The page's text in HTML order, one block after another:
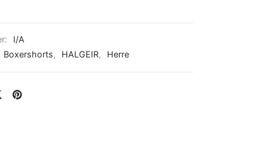
I/A
Boxershorts, HALGEIR, Herre